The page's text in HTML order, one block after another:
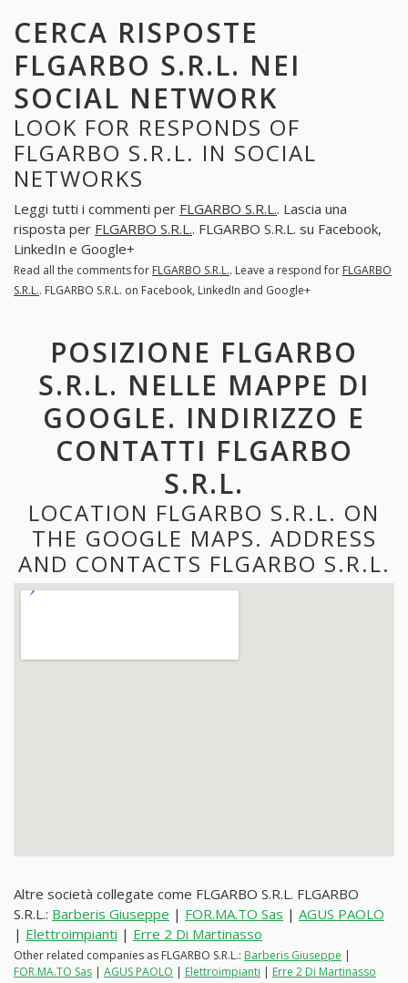
CERCA RISPOSTE
FLGARBO S.R.L. NEI
SOCIAL NETWORK
LOOK FOR RESPONDS OF
FLGARBO S.R.L. IN SOCIAL
NETWORKS
Leggi tutti i commenti per FLGARBO S.R.L.. Lascia una
risposta per FLGARBO S.R.L.. FLGARBO S.R.L. su Facebook,
LinkedIn e Google+
Read all the comments for FLGARBO S.R.L.. Leave a respond for FLGARBO
S.R.L.. FLGARBO S.R.L. on Facebook, LinkedIn and Google+
POSIZIONE FLGARBO
S.R.L. NELLE MAPPE DI
GOOGLE. INDIRIZZO E
CONTATTI FLGARBO
S.R.L.
LOCATION FLGARBO S.R.L. ON
THE GOOGLE MAPS. ADDRESS
AND CONTACTS FLGARBO S.R.L.
Altre società collegate come FLGARBO S.R.L. FLGARBO
S.R.L.: Barberis Giuseppe | FOR.MA.TO Sas | AGUS PAOLO
| Elettroimpianti | Erre 2 Di Martinasso
Other related companies as FLGARBO S.R.L.: Barberis Giuseppe |
FOR.MA.TO Sas | AGUS PAOLO | Elettroimpianti | Erre 2 Di Martinasso